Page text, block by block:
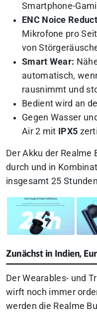
Smartphone-
ENC Noice
Mikrofone pro
von
Smart Wear:
automatisch,
rausnimmt und
Bedient wird an
Gegen Wasser
Air 2 mit IPX5
Der Akku der Realme
durch und in
insgesamt 25
Zunächst in Indien,
Der Wearables- und
wirft noch immer
werden die Realme